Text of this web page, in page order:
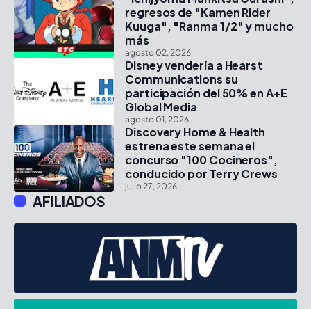
regresos de "Kamen Rider
Kuuga", "Ranma 1/2" y mucho
más
agosto 02, 2026
Disney vendería a Hearst
Communications su
participación del 50% en A+E
Global Media
agosto 01, 2026
Discovery Home & Health
estrena este semana el
concurso "100 Cocineros",
conducido por Terry Crews
julio 27, 2026
AFILIADOS